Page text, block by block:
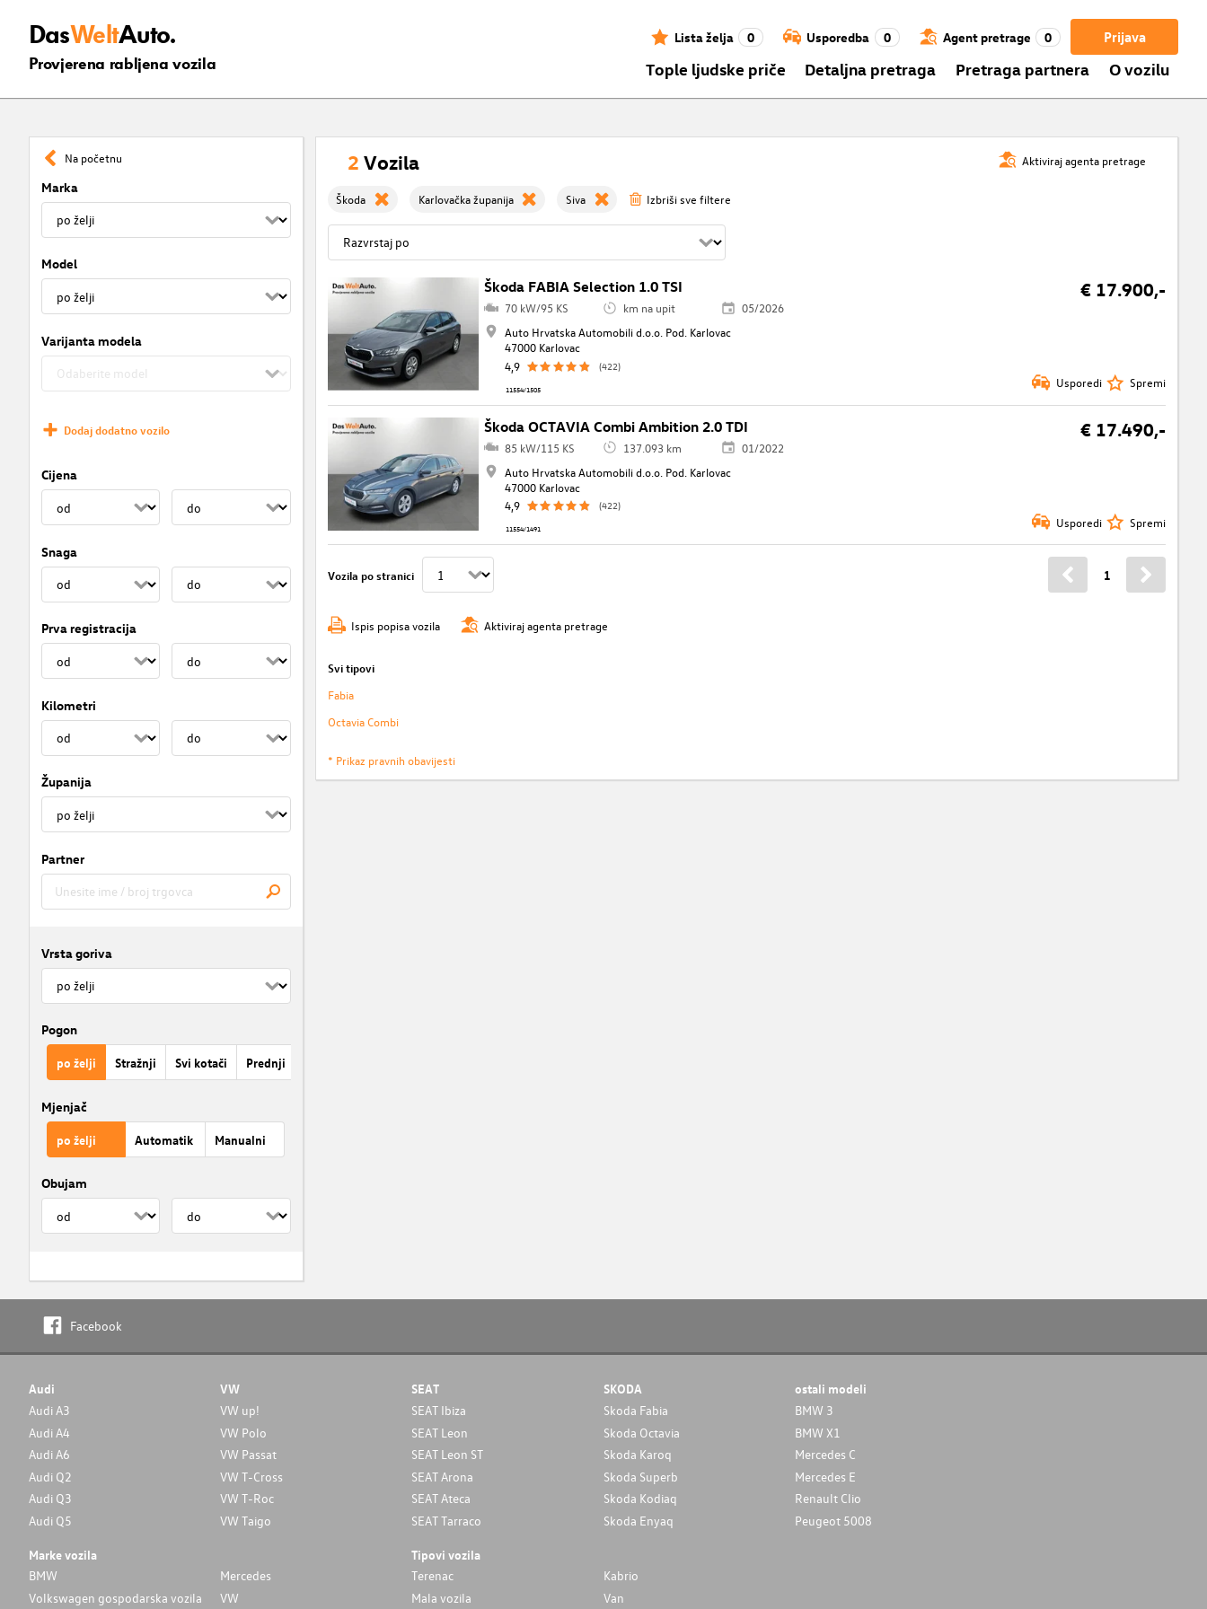
DasWeltAuto.
Provjerena rabljena vozila
Prijava
Lista želja 0 Usporedba 0 Agent pretrage 0
Tople ljudske priče Detaljna pretraga Pretraga partnera O vozilu
Na početnu
Marka
Model
Varijanta modela
Dodaj dodatno vozilo
Cijena
Snaga
Prva registracija
Kilometri
Županija
Partner
Vrsta goriva
Pogon
po želji Stražnji Svi kotači Prednji
Mjenjač
po želji Automatik Manualni
Obujam
Aktiviraj agenta pretrage
2 Vozila
Škoda Karlovačka županija Siva Izbriši sve filtere
Škoda FABIA Selection 1.0 TSI € 17.900,-
70 kW/95 KS km na upit
05/2026
Auto Hrvatska Automobili d.o.o. Pod. Karlovac
47000 Karlovac
4,9
(422)
11554/1505 Usporedi Spremi
Škoda OCTAVIA Combi Ambition 2.0 TDI € 17.490,-
85 kW/115 KS 137.093 km
01/2022
Auto Hrvatska Automobili d.o.o. Pod. Karlovac
47000 Karlovac
4,9
(422)
11554/1491 Usporedi Spremi
Vozila po stranici 1
Ispis popisa vozila Aktiviraj agenta pretrage
Svi tipovi
Fabia
Octavia Combi
* Prikaz pravnih obavijesti
Facebook
Audi
Audi A3
Audi A4
Audi A6
Audi Q2
Audi Q3
Audi Q5
VW
VW up!
VW Polo
VW Passat
VW T-Cross
VW T-Roc
VW Taigo
SEAT
SEAT Ibiza
SEAT Leon
SEAT Leon ST
SEAT Arona
SEAT Ateca
SEAT Tarraco
SKODA
Skoda Fabia
Skoda Octavia
Skoda Karoq
Skoda Superb
Skoda Kodiaq
Skoda Enyaq
ostali modeli
BMW 3
BMW X1
Mercedes C
Mercedes E
Renault Clio
Peugeot 5008
Marke vozila
BMW
Mercedes
Volkswagen gospodarska vozila
VW
Tipovi vozila
Terenac
Kabrio
Mala vozila
Van